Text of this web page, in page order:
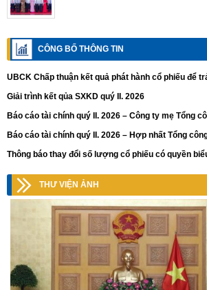
CÔNG BỐ THÔNG TIN
UBCK Chấp thuận kết quả phát hành cổ phiếu để
Giải trình kết qủa SXKD quý II. 2026
Báo cáo tài chính quý II. 2026 – Công ty mẹ Tổng
Báo cáo tài chính quý II. 2026 – Hợp nhất Tổng
Thông báo thay đổi số lượng cổ phiếu có quyền
THƯ VIỆN ẢNH